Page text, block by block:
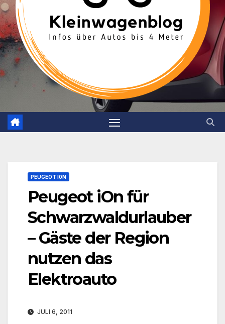
PEUGEOT I0N
Peugeot iOn für
Schwarzwaldurlauber
– Gäste der Region
nutzen das
Elektroauto
JULI 6, 2011